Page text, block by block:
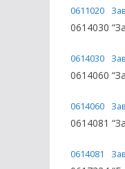
0611020
0614030
0614030
0614060
0614060
0614081
0614081